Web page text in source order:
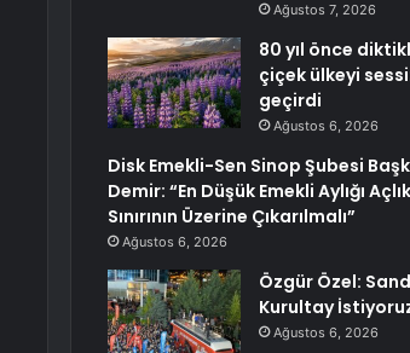
Ağustos 7, 2026
80 yıl önce
çiçek ülkeyi
geçirdi
Ağustos 6, 2026
Disk Emekli-Sen Sinop Şubesi
Demir: “En Düşük Emekli Aylığı Açlık
Sınırının Üzerine Çıkarılmalı”
Ağustos 6, 2026
Özgür Özel:
Kurultay
Ağustos 6, 2026